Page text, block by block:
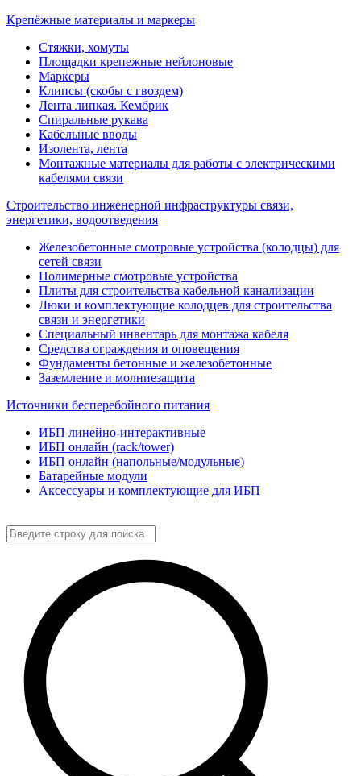
Крепёжные материалы и маркеры
Стяжки, хомуты
Площадки крепежные нейлоновые
Маркеры
Клипсы (скобы с гвоздем)
Лента липкая. Кембрик
Спиральные рукава
Кабельные вводы
Изолента, лента
Монтажные материалы для работы с электрическими
кабелями связи
Строительство инженерной инфраструктуры связи,
энергетики, водоотведения
Железобетонные смотровые устройства (колодцы) для
сетей связи
Полимерные смотровые устройства
Плиты для строительства кабельной канализации
Люки и комплектующие колодцев для строительства
связи и энергетики
Специальный инвентарь для монтажа кабеля
Средства ограждения и оповещения
Фундаменты бетонные и железобетонные
Заземление и молниезащита
Источники бесперебойного питания
ИБП линейно-интерактивные
ИБП онлайн (rack/tower)
ИБП онлайн (напольные/модульные)
Батарейные модули
Аксессуары и комплектующие для ИБП